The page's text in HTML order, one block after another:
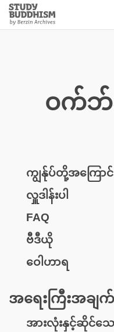
Close
Study
Buddhism
ဝက်ဘ်
ကျွန်ုပ်တို့အကြောင်
လှူဒါန်းပါ
FAQ
ဗီဒီယို
ဝေါဟာရ
အရေးကြီးအချက်
အားလုံးနှင့်ဆိုင်သေ